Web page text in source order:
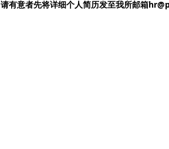
请有意者先将详细个人简历发至我所邮箱